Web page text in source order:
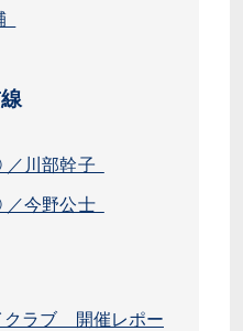
川部幹子
今野公士
クラブ 開催レポー